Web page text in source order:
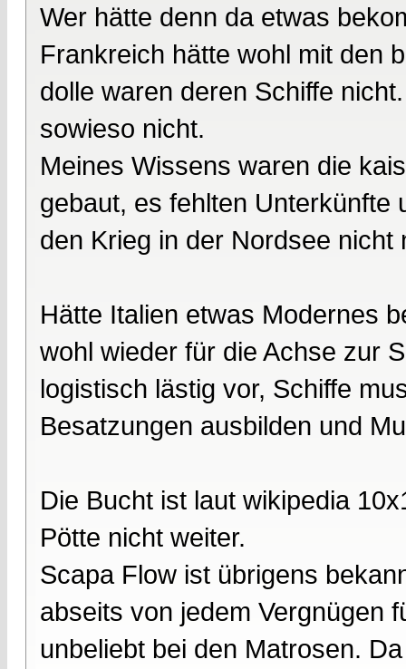
Wer hätte denn da etwas
Frankreich hätte wohl mit den
dolle waren deren Schiffe
sowieso nicht.
Meines Wissens waren die
gebaut, es fehlten Unterkünfte
den Krieg in der Nordsee nicht
Hätte Italien etwas Modernes
wohl wieder für die Achse zur
logistisch lästig vor, Schiffe
Besatzungen ausbilden und
Die Bucht ist laut wikipedia
Pötte nicht weiter.
Scapa Flow ist übrigens
abseits von jedem Vergnügen
unbeliebt bei den Matrosen.